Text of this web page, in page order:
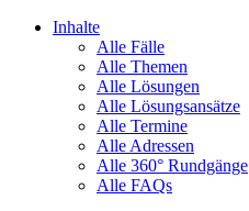
Inhalte
Alle Fälle
Alle Themen
Alle Lösungen
Alle Lösungsansätze
Alle Termine
Alle Adressen
Alle 360° Rundgänge
Alle FAQs